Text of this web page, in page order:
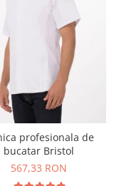
profesionala de
bucatar Bristol
567,33 RON